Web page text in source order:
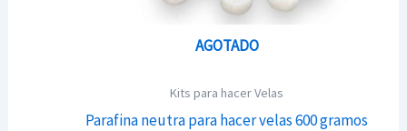
AGOTADO
Kits para hacer Velas
Parafina neutra para hacer velas 600 gramos